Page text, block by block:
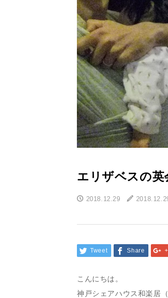
エリザベスの英
2018.12.29
Tweet Share
こんにちは。
神戸シェアハウス和楽居